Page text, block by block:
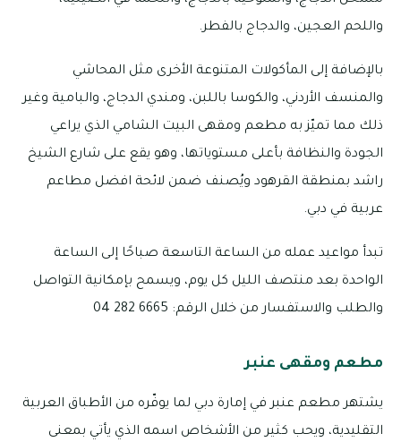
واللحم العجين، والدجاج بالفطر.
بالإضافة إلى المأكولات المتنوعة الأخرى مثل المحاشي
والمنسف الأردني، والكوسا باللبن، ومندي الدجاج، والبامية وغير
ذلك مما تميّز به مطعم ومقهى البيت الشامي الذي يراعي
الجودة والنظافة بأعلى مستوياتها، وهو يقع على شارع الشيخ
راشد بمنطقة القرهود ويُصنف ضمن لائحة افضل مطاعم
عربية في دبي.
تبدأ مواعيد عمله من الساعة التاسعة صباحًا إلى الساعة
الواحدة بعد منتصف الليل كل يوم، ويسمح بإمكانية التواصل
والطلب والاستفسار من خلال الرقم: 6665 282 04
مطعم ومقهى عنبر
يشتهر مطعم عنبر في إمارة دبي لما يوفّره من الأطباق العربية
التقليدية، ويحب كثير من الأشخاص اسمه الذي يأتي بمعنى